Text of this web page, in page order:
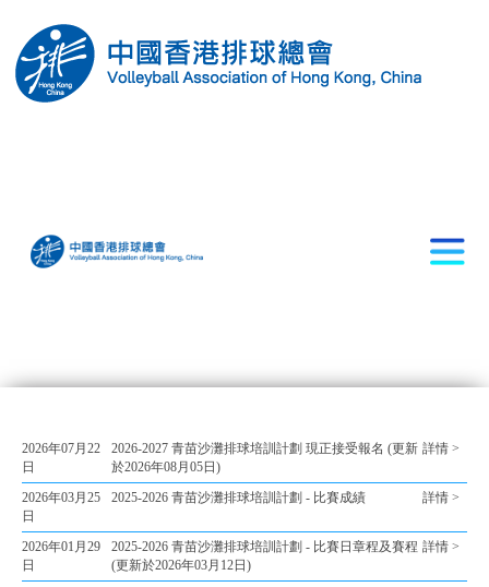
2026年07月22
日
2026-2027 青苗沙灘排球培訓計劃 現正接受報名 (更新
於2026年08月05日)
詳情 >
2026年03月25
日
2025-2026 青苗沙灘排球培訓計劃 - 比賽成績 詳情 >
2026年01月29
日
2025-2026 青苗沙灘排球培訓計劃 - 比賽日章程及賽程
(更新於2026年03月12日)
詳情 >